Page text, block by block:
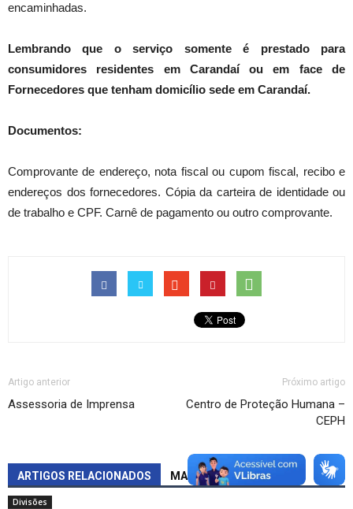
encaminhadas.
Lembrando que o serviço somente é prestado para
consumidores residentes em Carandaí ou em face de
Fornecedores que tenham domicílio sede em Carandaí.
Documentos:
Comprovante de endereço, nota fiscal ou cupom fiscal, recibo e
endereços dos fornecedores. Cópia da carteira de identidade ou
de trabalho e CPF. Carnê de pagamento ou outro comprovante.
Artigo anterior
Assessoria de Imprensa
Próximo artigo
Centro de Proteção Humana –
CEPH
ARTIGOS RELACIONADOS MAIS DO MESMO AUTOR
Divisões